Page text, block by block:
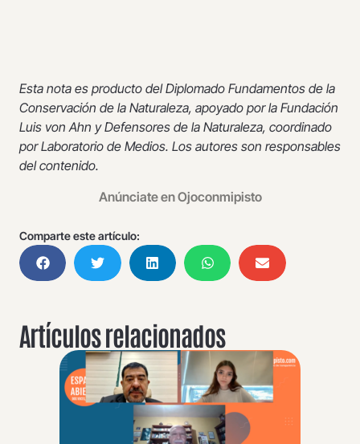
Esta nota es producto del Diplomado Fundamentos de la
Conservación de la Naturaleza, apoyado por la Fundación
Luis von Ahn y Defensores de la Naturaleza, coordinado
por Laboratorio de Medios. Los autores son responsables
del contenido.
Anúnciate en Ojoconmipisto
Comparte este artículo:
Artículos relacionados